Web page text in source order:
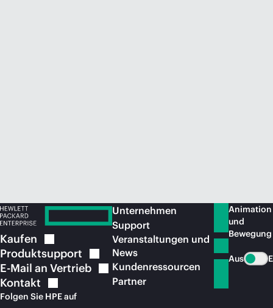
Kaufen
Produktsupport
E-Mail an Vertrieb
Kontakt
Folgen Sie HPE auf
Unternehmen
Support
Veranstaltungen und
News
Kundenressourcen
Partner
Animation
und
Bewegung
Aus